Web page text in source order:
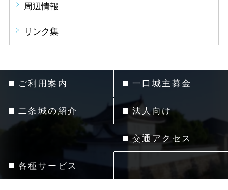
周辺情報
リンク集
ご利用案内
二条城の紹介
各種サービス
一口城主募金
法人向け
交通アクセス